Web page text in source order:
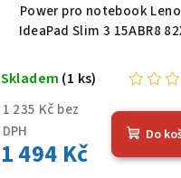
11,31 V, 4156 mAh
Wh), černá
Power pro notebook
IdeaPad Slim 3 15ABR8
1 235 Kč bez
DPH
1 494 Kč
Skladem (1 ks)
Do